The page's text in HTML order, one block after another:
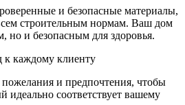
и безопасные материалы,
строительным нормам. Ваш дом
но и безопасным для здоровья.
каждому клиенту
и предпочтения, чтобы
идеально соответствует вашему